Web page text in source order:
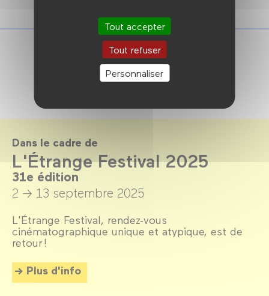
Tout accepter
Tout refuser
Personnaliser
Dans le cadre de
L'Étrange Festival 2025
31e édition
2 → 13 septembre 2025
L'Étrange Festival, rendez-vous
cinématographique unique et atypique, est de
retour !
Plus d'info